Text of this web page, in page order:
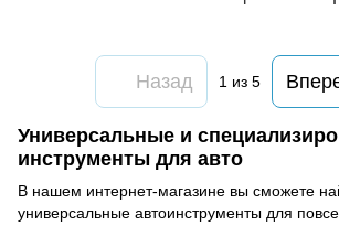
Назад 1 из 5
Универсальные и
инструменты для авто
В нашем интернет-магазине вы сможете
универсальные автоинструменты для